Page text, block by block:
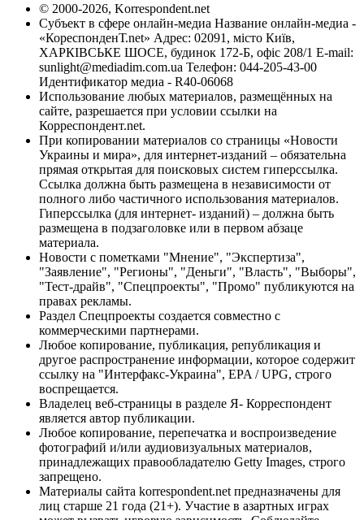
© 2000-2026, Korrespondent.net
Субъект в сфере онлайн-медиа Название онлайн-медиа -
«КореспонденТ.net» Адрес: 02091, місто Київ,
ХАРКІВСЬКЕ ШОСЕ, будинок 172-Б, офіс 208/1 E-mail:
sunlight@mediadim.com.ua Телефон: 044-205-43-00
Идентификатор медиа - R40-06068
Использование любых материалов, размещённых на
сайте, разрешается при условии ссылки на
Корреспондент.net.
При копировании материалов со страницы «Новости
Украины и мира», для интернет-изданий – обязательна
прямая открытая для поисковых систем гиперссылка.
Ссылка должна быть размещена в независимости от
полного либо частичного использования материалов.
Гиперссылка (для интернет- изданий) – должна быть
размещена в подзаголовке или в первом абзаце
материала.
Новости с пометками "Мнение", "Экспертиза",
"Заявление", "Регионы", "Деньги", "Власть", "Выборы",
"Тест-драйв", "Спецпроекты", "Промо" публикуются на
правах рекламы.
Раздел Спецпроекты создается совместно с
коммерческими партнерами.
Любое копирование, публикация, републикация и
другое распространение информации, которое содержит
ссылку на "Интерфакс-Украина", EPA / UPG, строго
воспрещается.
Владелец веб-страницы в разделе Я- Корреспондент
является автор публикации.
Любое копирование, перепечатка и воспроизведение
фотографий и/или аудиовизуальных материалов,
принадлежащих правообладателю Getty Images, строго
запрещено.
Материалы сайта korrespondent.net предназначены для
лиц старше 21 года (21+). Участие в азартных играх